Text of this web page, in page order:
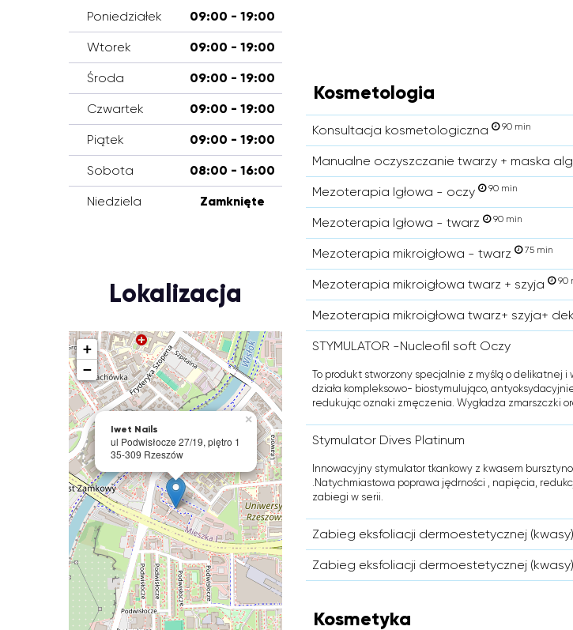
Poniedziałek 09:00 - 19:00
Wtorek 09:00 - 19:00
Środa 09:00 - 19:00
Czwartek 09:00 - 19:00
Piątek 09:00 - 19:00
Sobota 08:00 - 16:00
Niedziela Zamknięte
Lokalizacja
Iwet Nails
ul Podwisłocze 27/19, piętro 1
35-309 Rzeszów
×
+
−
Kosmetologia
Konsultacja kosmetologiczna 90 min
Manualne oczyszczanie twarzy + maska
Mezoterapia Igłowa - oczy 90 min
Mezoterapia Igłowa - twarz 90 min
Mezoterapia mikroigłowa - twarz 75 min
Mezoterapia mikroigłowa twarz + szyja 90
Mezoterapia mikroigłowa twarz+ szyja+
STYMULATOR -Nucleofil soft Oczy
To produkt stworzony specjalnie z myślą o delikatnej
działa kompleksowo- biostymulująco,
redukując oznaki zmęczenia. Wygładza zmarszczki
Stymulator Dives Platinum
Innowacyjny stymulator tkankowy z kwasem
.Natychmiastowa poprawa jędrności , napięcia,
zabiegi w serii.
Zabieg eksfoliacji dermoestetycznej (kwasy)
Zabieg eksfoliacji dermoestetycznej (kwasy)
Kosmetyka